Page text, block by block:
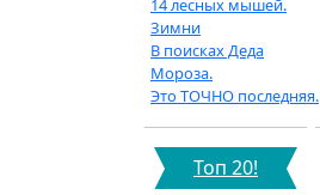
14 лесных мышей.
Зимни
В поисках Деда
Мороза.
Это ТОЧНО последняя.
Топ 20!